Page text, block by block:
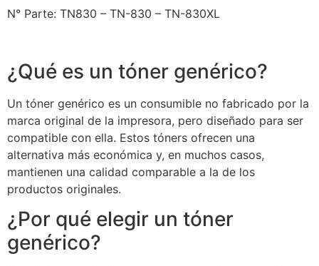
N° Parte: TN830 – TN-830 – TN-830XL
¿Qué es un tóner genérico?
Un tóner genérico es un consumible no fabricado por la
marca original de la impresora, pero diseñado para ser
compatible con ella. Estos tóners ofrecen una
alternativa más económica y, en muchos casos,
mantienen una calidad comparable a la de los
productos originales.
¿Por qué elegir un tóner
genérico?